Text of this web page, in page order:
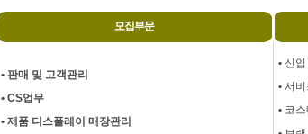
모집부문
• 판매 및 고객관리
• CS업무
• 제품 디스플레이 매장관리
• 신
• 서
• 코